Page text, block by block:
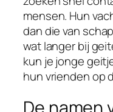
mensen. Hun
dan die van
wat langer bij
kun je jonge
hun vrienden op